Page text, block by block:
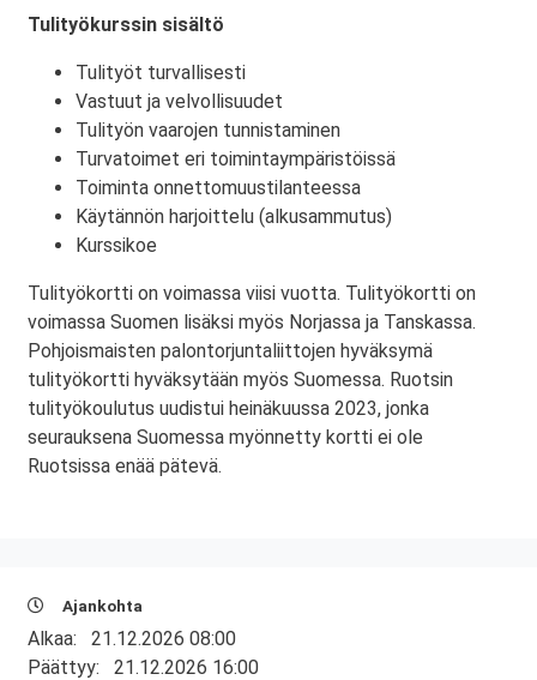
Tulityökurssin sisältö
Tulityöt turvallisesti
Vastuut ja velvollisuudet
Tulityön vaarojen tunnistaminen
Turvatoimet eri toimintaympäristöissä
Toiminta onnettomuustilanteessa
Käytännön harjoittelu (alkusammutus)
Kurssikoe
Tulityökortti on voimassa viisi vuotta. Tulityökortti on
voimassa Suomen lisäksi myös Norjassa ja Tanskassa.
Pohjoismaisten palontorjuntaliittojen hyväksymä
tulityökortti hyväksytään myös Suomessa. Ruotsin
tulityökoulutus uudistui heinäkuussa 2023, jonka
seurauksena Suomessa myönnetty kortti ei ole
Ruotsissa enää pätevä.
Ajankohta
Alkaa: 21.12.2026 08:00
Päättyy: 21.12.2026 16:00